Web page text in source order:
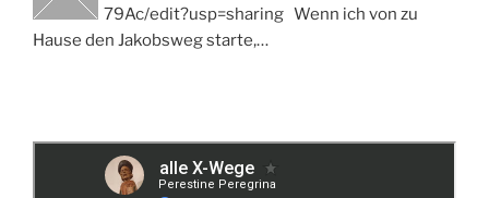
79Ac/edit?usp=sharing Wenn ich von zu
Hause den Jakobsweg starte,…